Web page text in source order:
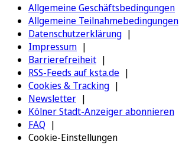
Allgemeine Geschäftsbedingungen
Allgemeine Teilnahmebedingungen
Datenschutzerklärung
Impressum
Barrierefreiheit
RSS-Feeds auf ksta.de
Cookies & Tracking
Newsletter
Kölner Stadt-Anzeiger abonnieren
FAQ
Cookie-Einstellungen